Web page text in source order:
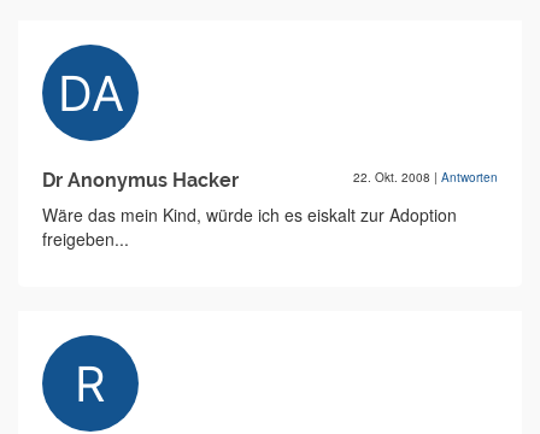
Dr Anonymus Hacker 22. Okt. 2008 | Antworten
Wäre das mein Kind, würde ich es eiskalt zur Adoption
freigeben...